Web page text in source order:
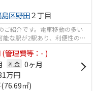
区野田２丁目
ご紹介です。電車移動の多い
な駅が2駅あり、利便性の高
(管理費等：- )
礼金 0ヶ月
万円
㎡)